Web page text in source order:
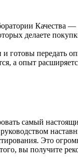
Качества
делаете
готовы передать
а опыт
самый
Это
вы получите